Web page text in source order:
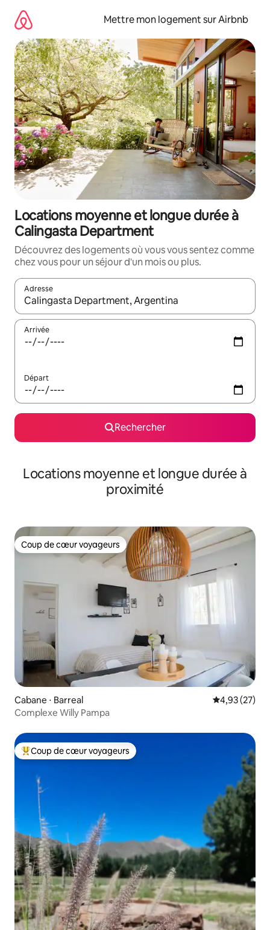
directement
contenu
Mettre mon logement sur Airbnb
Locations moyenne et longue durée à
Calingasta Department
Découvrez des logements où vous vous sentez comme
chez vous pour un séjour d'un mois ou plus.
Adresse
Lorsque les résultats s'affichent, utilisez les flèches vers le
Arrivée
Départ
Rechercher
Locations moyenne et longue durée à
proximité
Coup de cœur voyageurs
Coup de cœur voyageurs
Cabane ⋅ Barreal Évaluation
4,93 (27)
Complexe Willy Pampa
Coups de cœur voyageurs les plus appréciés
Coup de cœur voyageurs